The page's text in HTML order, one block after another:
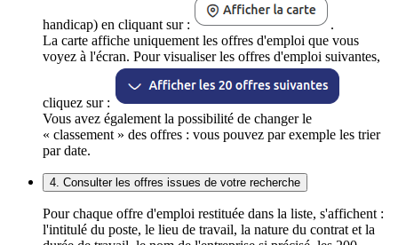
handicap) en cliquant sur :
.
La carte affiche uniquement les offres d'emploi que vous
voyez à l'écran. Pour visualiser les offres d'emploi suivantes,
cliquez sur :
Vous avez également la possibilité de changer le
« classement » des offres : vous pouvez par exemple les trier
par date.
4. Consulter les offres issues de votre recherche
Pour chaque offre d'emploi restituée dans la liste, s'affichent :
l'intitulé du poste, le lieu de travail, la nature du contrat et la